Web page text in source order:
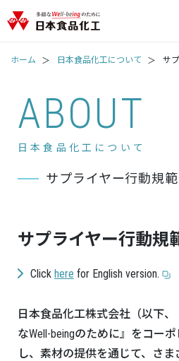
ホーム 日本食品化工について サ
ABOUT
日本食品化工について
サプライヤー行動規範​
サプライヤー行動規
Click here for English version.
日本食品化工株式会社（以下
なWell-beingのために』をコー
し、素材の提供を通じて、さま